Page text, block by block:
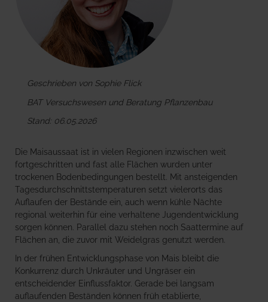
Geschrieben von Sophie Flick
BAT Versuchswesen und Beratung Pflanzenbau
Stand: 06.05.2026
Die Maisaussaat ist in vielen Regionen inzwischen weit
fortgeschritten und fast alle Flächen wurden unter
trockenen Bodenbedingungen bestellt. Mit ansteigenden
Tagesdurchschnittstemperaturen setzt vielerorts das
Auflaufen der Bestände ein, auch wenn kühle Nächte
regional weiterhin für eine verhaltene Jugendentwicklung
sorgen können. Parallel dazu stehen noch Saattermine auf
Flächen an, die zuvor mit Weidelgras genutzt werden.
In der frühen Entwicklungsphase von Mais bleibt die
Konkurrenz durch Unkräuter und Ungräser ein
entscheidender Einflussfaktor. Gerade bei langsam
auflaufenden Beständen können früh etablierte,